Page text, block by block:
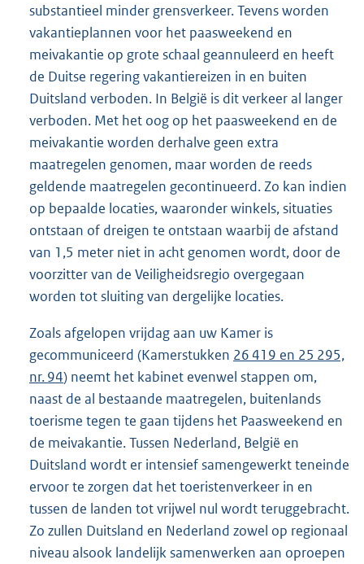
substantieel minder grensverkeer. Tevens worden
vakantieplannen voor het paasweekend en
meivakantie op grote schaal geannuleerd en heeft
de Duitse regering vakantiereizen in en buiten
Duitsland verboden. In België is dit verkeer al langer
verboden. Met het oog op het paasweekend en de
meivakantie worden derhalve geen extra
maatregelen genomen, maar worden de reeds
geldende maatregelen gecontinueerd. Zo kan indien
op bepaalde locaties, waaronder winkels, situaties
ontstaan of dreigen te ontstaan waarbij de afstand
van 1,5 meter niet in acht genomen wordt, door de
voorzitter van de Veiligheidsregio overgegaan
worden tot sluiting van dergelijke locaties.
Zoals afgelopen vrijdag aan uw Kamer is
gecommuniceerd (Kamerstukken 26 419 en 25 295,
nr. 94) neemt het kabinet evenwel stappen om,
naast de al bestaande maatregelen, buitenlands
toerisme tegen te gaan tijdens het Paasweekend en
de meivakantie. Tussen Nederland, België en
Duitsland wordt er intensief samengewerkt teneinde
ervoor te zorgen dat het toeristenverkeer in en
tussen de landen tot vrijwel nul wordt teruggebracht.
Zo zullen Duitsland en Nederland zowel op regionaal
niveau alsook landelijk samenwerken aan oproepen